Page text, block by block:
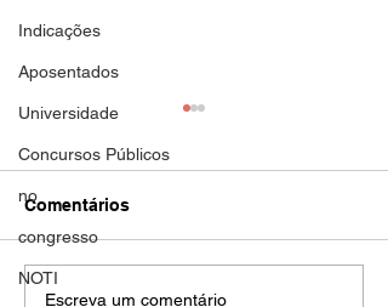
Indicações
Aposentados
Universidade
Concursos Públicos
no
congresso
NOTI
Aposentadorias
DOC de hoje 30/10/2023
novas publicações de
aposentadoria de filiadas ao
Comentários
Escreva um comentário